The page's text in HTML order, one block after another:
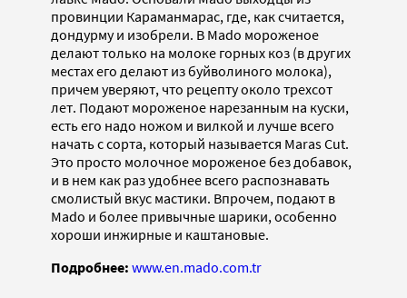
провинции Караманмарас, где, как считается,
дондурму и изобрели. В Mado мороженое
делают только на молоке горных коз (в других
местах его делают из буйволиного молока),
причем уверяют, что рецепту около трехсот
лет. Подают мороженое нарезанным на куски,
есть его надо ножом и вилкой и лучше всего
начать с сорта, который называется Maras Cut.
Это просто молочное мороженое без добавок,
и в нем как раз удобнее всего распознавать
смолистый вкус мастики. Впрочем, подают в
Mado и более привычные шарики, особенно
хороши инжирные и каштановые.
Подробнее: www.en.mado.com.tr